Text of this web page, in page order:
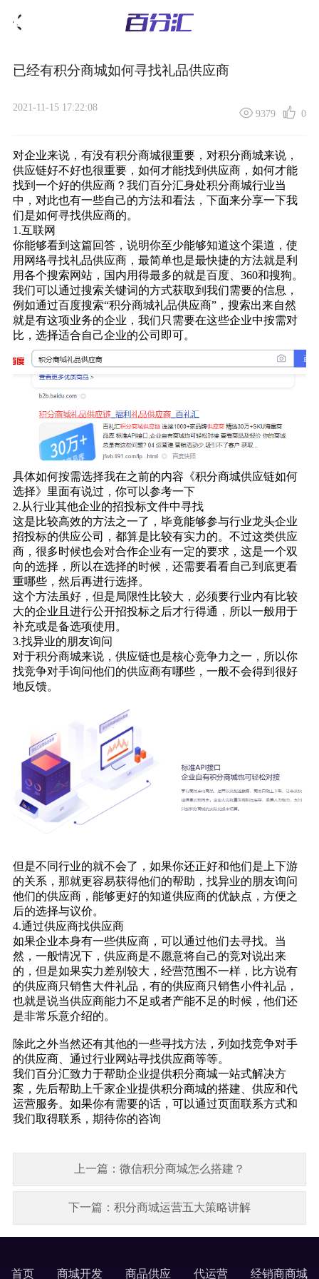
已经有积分商城如何寻找礼品供应商
2021-11-15 17:22:08
9379 0
对企业来说，有没有积分商城很重要，对积分商城来说，
供应链好不好也很重要，如何才能找到供应商，如何才能
找到一个好的供应商？我们百分汇身处积分商城行业当
中，对此也有一些自己的方法和看法，下面来分享一下我
们是如何寻找供应商的。
1.互联网
你能够看到这篇回答，说明你至少能够知道这个渠道，使
用网络寻找礼品供应商，最简单也是最快捷的方法就是利
用各个搜索网站，国内用得最多的就是百度、360和搜狗。
我们可以通过搜索关键词的方式获取到我们需要的信息，
例如通过百度搜索“积分商城礼品供应商”，搜索出来自然
就是有这项业务的企业，我们只需要在这些企业中按需对
比，选择适合自己企业的公司即可。
具体如何按需选择我在之前的内容《积分商城供应链如何
选择》里面有说过，你可以参考一下
2.从行业其他企业的招投标文件中寻找
这是比较高效的方法之一了，毕竟能够参与行业龙头企业
招投标的供应公司，都算是比较有实力的。不过这类供应
商，很多时候也会对合作企业有一定的要求，这是一个双
向的选择，所以在选择的时候，还需要看看自己到底更看
重哪些，然后再进行选择。
这个方法虽好，但是局限性比较大，必须要行业内有比较
大的企业且进行公开招投标之后才行得通，所以一般用于
补充或是备选项使用。
3.找异业的朋友询问
对于积分商城来说，供应链也是核心竞争力之一，所以你
找竞争对手询问他们的供应商有哪些，一般不会得到很好
地反馈。
但是不同行业的就不会了，如果你还正好和他们是上下游
的关系，那就更容易获得他们的帮助，找异业的朋友询问
他们的供应商，能够更好的知道供应商的优缺点，方便之
后的选择与议价。
4.通过供应商找供应商
如果企业本身有一些供应商，可以通过他们去寻找。当
然，一般情况下，供应商是不愿意将自己的竞对说出来
的，但是如果实力差别较大，经营范围不一样，比方说有
的供应商只销售大件礼品，有的供应商只销售小件礼品，
也就是说当供应商能力不足或者产能不足的时候，他们还
是非常乐意介绍的。
除此之外当然还有其他的一些寻找方法，列如找竞争对手
的供应商、通过行业网站寻找供应商等等。
我们百分汇致力于帮助企业提供积分商城一站式解决方
案，先后帮助上千家企业提供积分商城的搭建 、供应和代
运营服务。如果你有需要的话，可以通过页面联系方式和
我们取得联系，期待你的咨询
上一篇：微信积分商城怎么搭建？
下一篇：积分商城运营五大策略讲解
首页 商城开发 商品供应 代运营 经销商商城